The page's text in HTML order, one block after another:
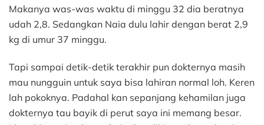
Makanya was-was waktu di minggu 32 dia beratnya
udah 2,8. Sedangkan Naia dulu lahir dengan berat 2,9
kg di umur 37 minggu.
Tapi sampai detik-detik terakhir pun dokternya masih
mau nungguin untuk saya bisa lahiran normal loh. Keren
lah pokoknya. Padahal kan sepanjang kehamilan juga
dokternya tau bayik di perut saya ini memang besar.